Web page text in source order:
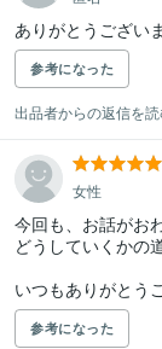
ありがとうござい
参考になった
出品者からの返信を
女性
今回も、お話がお
どうしていくかの
参考になった